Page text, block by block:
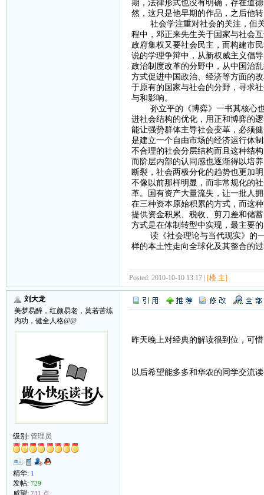
期，法律形式也没有明确，存在道
然，这只是他早期的作品，之后他
社会学注重对社会的关注，但关
程中，邓正来先生关于国家与社会
政府集权又要社会民主，而构建市
说的学理争辩中，从新权威主义倡
政治制度改革的分野中，从中国治
方式促进中国政治、经济等方面的
于原有的国家与社会的分野，寻求
与和影响。
孙立平的《博弈》一书其核心也
进社会结构的优化，用正和博弈的
能让强势群体主导社会变革，必须
是建立一个自由市场的经济运行体
不合理的社会分层结构而且这种结
而阶层内部的认同感也逐渐得以培
断裂，社会两极分化的趋势也更加
不像以前那样明显，而非常规化的
革。国有资产大量流失，让一批人
在三种资本原始积累的方式，而这
提供资金积累、税收、剪刀差和储
方式是在体制转型中实现，最主要
读《社会理论与当代现实》的一
样的本土性走向全球化及其整合的
Posted: 2010-10-10 13:17 | [楼 主]
刘大龙
美梦易醉，红颜易老，莫若苦练
内功，健全人格@@
级别: 管理员
精华: 1
发帖: 729
威望: 731 点
昨天晚上对经典的解读很到位，可
以后希望能多多和华农的同学交流